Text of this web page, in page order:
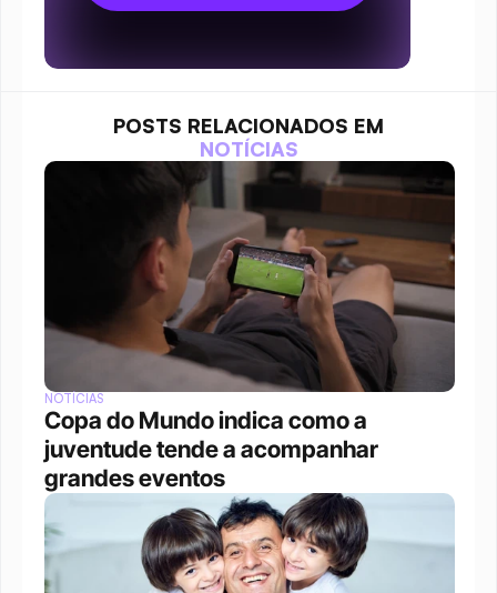
POSTS RELACIONADOS EM
NOTÍCIAS
NOTÍCIAS
Copa do Mundo indica como a
juventude tende a acompanhar
grandes eventos